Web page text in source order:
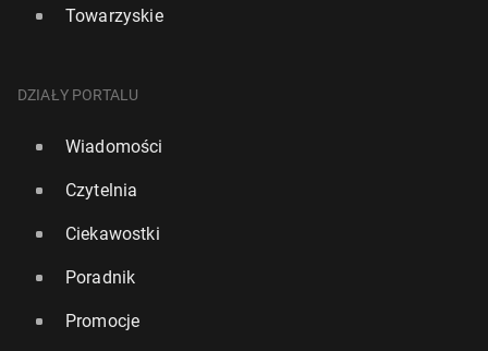
Towarzyskie
DZIAŁY PORTALU
Wiadomości
Czytelnia
Ciekawostki
Poradnik
Promocje